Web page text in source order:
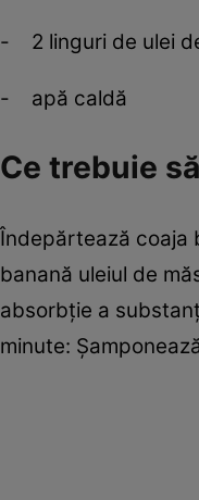
- 2 linguri de ulei
- apă caldă
Ce trebuie
Îndepărtează coaja
banană uleiul de
absorbţie a
minute: